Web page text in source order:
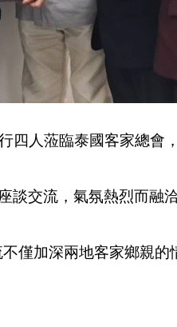
人蒞臨泰國客家總會
交流，氣氛熱烈而融洽
加深兩地客家鄉親的